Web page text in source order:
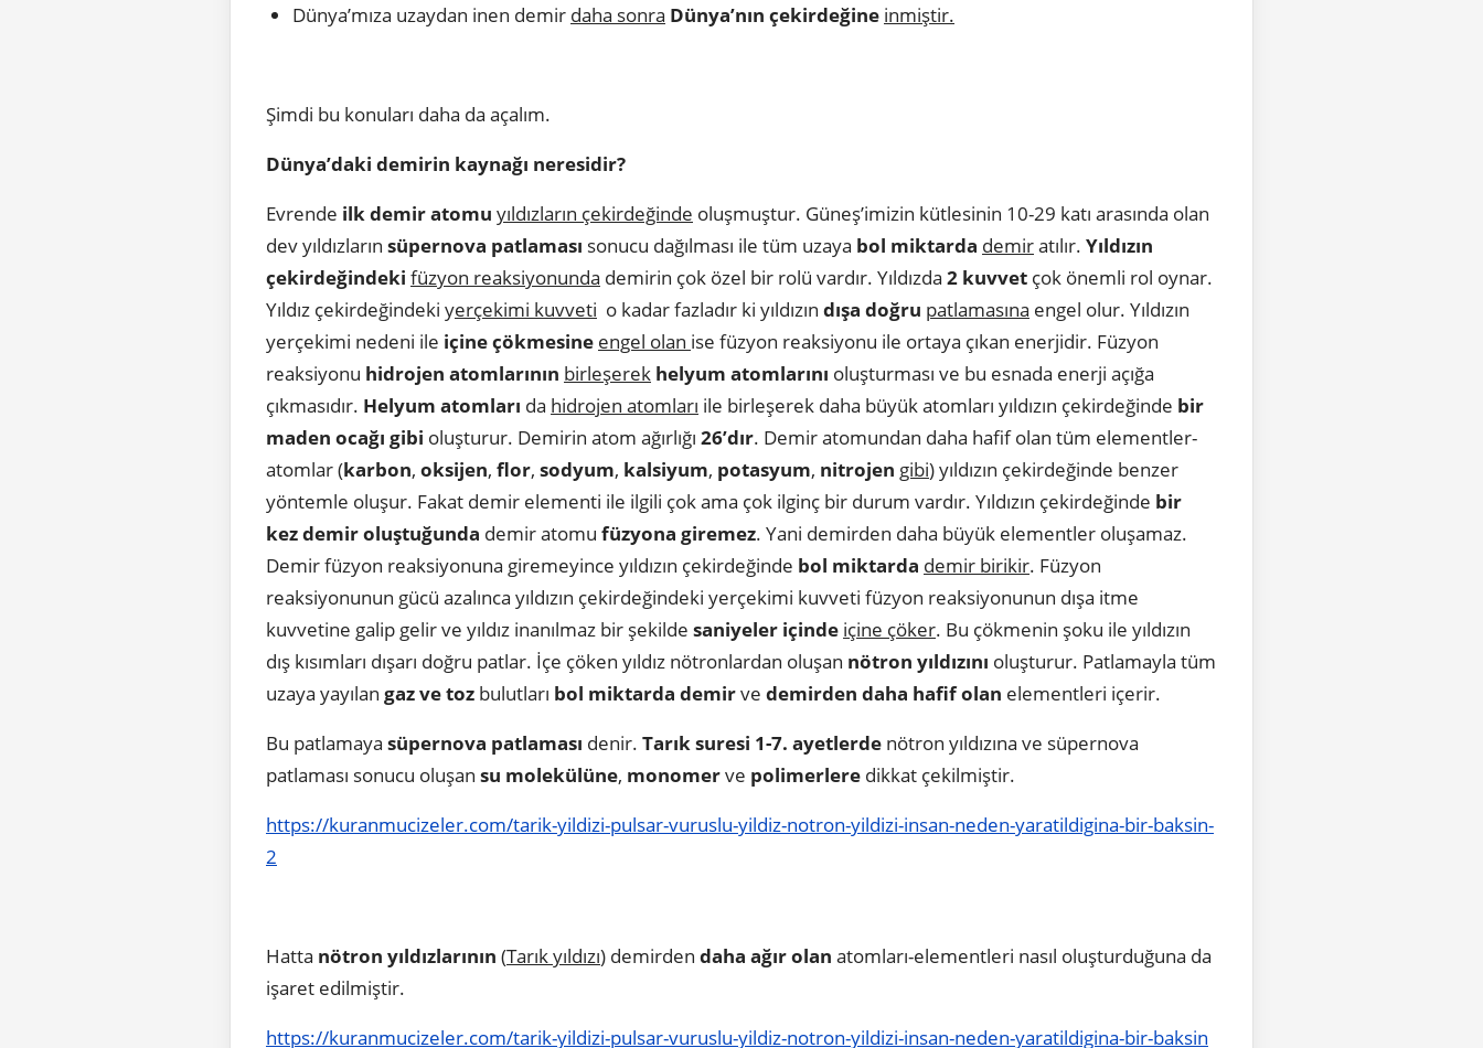
Dünya’mıza uzaydan inen demir daha sonra Dünya’nın çekirdeğine inmiştir.
Şimdi bu konuları daha da açalım.
Dünya’daki demirin kaynağı neresidir?
Evrende ilk demir atomu yıldızların çekirdeğinde oluşmuştur. Güneş’imizin kütlesinin 10-29 katı arasında olan
dev yıldızların süpernova patlaması sonucu dağılması ile tüm uzaya bol miktarda demiratılır. Yıldızın
çekirdeğindeki füzyon reaksiyonunda demirin çok özel bir rolü vardır. Yıldızda 2 kuvvet çok önemli rol oynar.
Yıldız çekirdeğindeki yerçekimi kuvveti o kadar fazladır ki yıldızın dışa doğru patlamasına engel olur. Yıldızın
yerçekimi nedeni ile içine çökmesine engel olan ise füzyon reaksiyonu ile ortaya çıkan enerjidir. Füzyon
reaksiyonu hidrojen atomlarının birleşerek helyum atomlarını oluşturması ve bu esnada enerji açığa
çıkmasıdır. Helyum atomları da hidrojen atomları ile birleşerek daha büyük atomları yıldızın çekirdeğinde bir
maden ocağı gibi oluşturur. Demirin atom ağırlığı 26’dır. Demir atomundan daha hafif olan tüm elementler-
atomlar (karbon, oksijen, flor, sodyum, kalsiyum, potasyum, nitrojen gibi) yıldızın çekirdeğinde benzer
yöntemle oluşur. Fakat demir elementi ile ilgili çok ama çok ilginç bir durum vardır. Yıldızın çekirdeğinde bir
kezdemir oluştuğunda demir atomu füzyona giremez. Yani demirden daha büyük elementler oluşamaz.
Demir füzyon reaksiyonuna giremeyince yıldızın çekirdeğinde bol miktarda demir birikir. Füzyon
reaksiyonunun gücü azalınca yıldızın çekirdeğindeki yerçekimi kuvveti füzyon reaksiyonunun dışa itme
kuvvetine galip gelir ve yıldız inanılmaz bir şekilde saniyeler içinde içine çöker. Bu çökmenin şoku ile yıldızın
dış kısımları dışarı doğru patlar. İçe çöken yıldız nötronlardan oluşan nötron yıldızını oluşturur. Patlamayla tüm
uzaya yayılan gaz ve toz bulutları bol miktarda demirve demirden daha hafif olan elementleri içerir.
Bu patlamaya süpernova patlaması denir. Tarık suresi 1-7. ayetlerde nötron yıldızına ve süpernova
patlaması sonucu oluşan su molekülüne, monomerve polimerlere dikkat çekilmiştir.
https://kuranmucizeler.com/tarik-yildizi-pulsar-vuruslu-yildiz-notron-yildizi-insan-neden-yaratildigina-bir-baksin-
2
Hatta nötron yıldızlarının (Tarık yıldızı) demirden daha ağır olan atomları-elementleri nasıl oluşturduğuna da
işaret edilmiştir.
https://kuranmucizeler.com/tarik-yildizi-pulsar-vuruslu-yildiz-notron-yildizi-insan-neden-yaratildigina-bir-baksin